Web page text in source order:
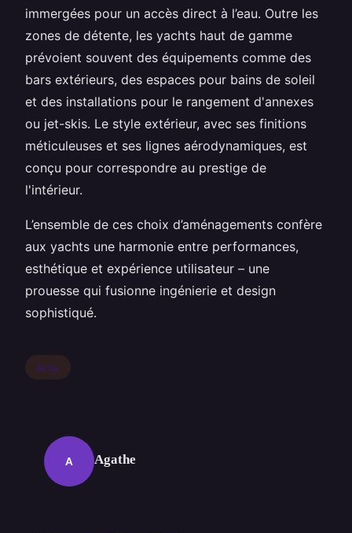
immergées pour un accès direct à l’eau. Outre les
zones de détente, les yachts haut de gamme
prévoient souvent des équipements comme des
bars extérieurs, des espaces pour bains de soleil
et des installations pour le rangement d'annexes
ou jet-skis. Le style extérieur, avec ses finitions
méticuleuses et ses lignes aérodynamiques, est
conçu pour correspondre au prestige de
l'intérieur.
L’ensemble de ces choix d’aménagements confère
aux yachts une harmonie entre performances,
esthétique et expérience utilisateur – une
prouesse qui fusionne ingénierie et design
sophistiqué.
Actu
A Agathe